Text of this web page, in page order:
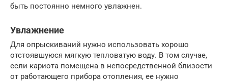
быть постоянно немного увлажнен.
Увлажнение
Для опрыскиваний нужно использовать хорошо
отстоявшуюся мягкую тепловатую воду. В том случае,
если кариота помещена в непосредственной близости
от работающего прибора отопления, ее нужно